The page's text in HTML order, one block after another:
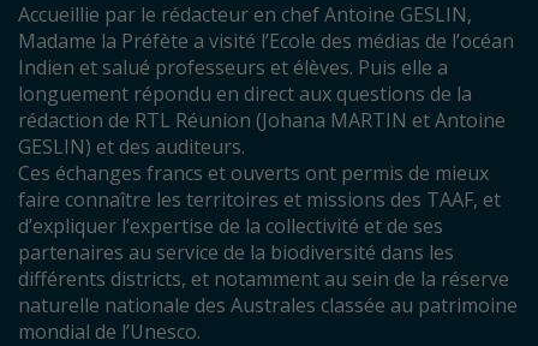
Accueillie par le rédacteur en chef Antoine GESLIN,
Madame la Préfète a visité l’Ecole des médias de l’océan
Indien et salué professeurs et élèves. Puis elle a
longuement répondu en direct aux questions de la
rédaction de RTL Réunion (Johana MARTIN et Antoine
GESLIN) et des auditeurs.
Ces échanges francs et ouverts ont permis de mieux
faire connaître les territoires et missions des TAAF, et
d’expliquer l’expertise de la collectivité et de ses
partenaires au service de la biodiversité dans les
différents districts, et notamment au sein de la réserve
naturelle nationale des Australes classée au patrimoine
mondial de l’Unesco.